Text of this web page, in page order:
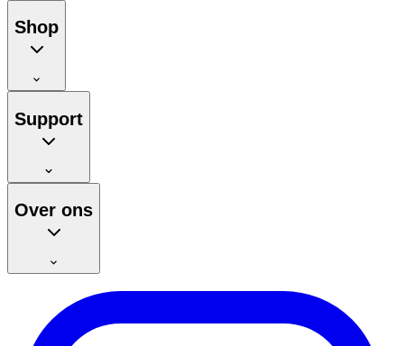
Shop
Support
Over ons